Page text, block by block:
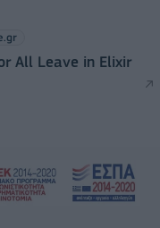
All Leave in Elixir